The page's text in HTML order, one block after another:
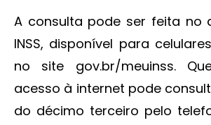
A consulta pode ser feita no
INSS, disponível para
no site gov.br/meuinss.
acesso à internet pode
do décimo terceiro pelo